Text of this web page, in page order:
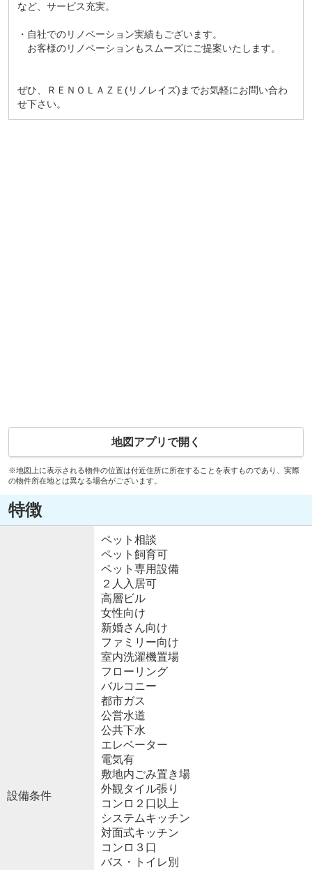
など、サービス充実。
・自社でのリノベーション実績もございます。
お客様のリノベーションもスムーズにご提案いたします。
ぜひ、ＲＥＮＯＬＡＺＥ(リノレイズ)までお気軽にお問い合わ
せ下さい。
地図アプリで開く
※地図上に表示される物件の位置は付近住所に所在することを表すものであり、実際
の物件所在地とは異なる場合がございます。
特徴
設備条件
ペット相談
ペット飼育可
ペット専用設備
２人入居可
高層ビル
女性向け
新婚さん向け
ファミリー向け
室内洗濯機置場
フローリング
バルコニー
都市ガス
公営水道
公共下水
エレベーター
電気有
敷地内ごみ置き場
外観タイル張り
コンロ２口以上
システムキッチン
対面式キッチン
コンロ３口
バス・トイレ別